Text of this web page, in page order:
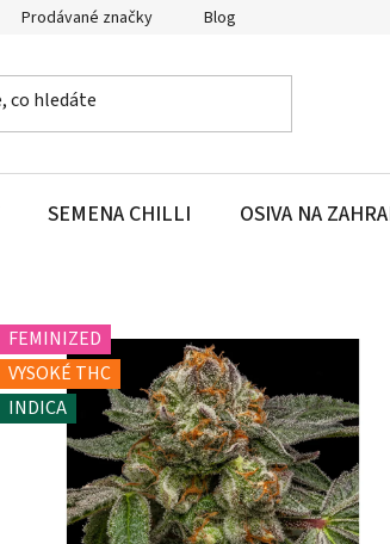
Prodávané značky Blog
SEMENA CHILLI OSIVA NA
FEMINIZED
VYSOKÉ THC
INDICA